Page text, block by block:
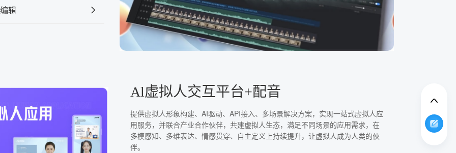
辑
Al虚拟人交互平台+配音
提供虚拟人形象构建、AI驱动、API接入、多场景解决方案，实现一站式虚拟人应
用服务，并联合产业合作伙伴，共建虚拟人生态，满足不同场景的应用需求，在
多模感知、多维表达、情感贯穿、自主定义上持续提升，让虚拟人成为人类的伙
伴。